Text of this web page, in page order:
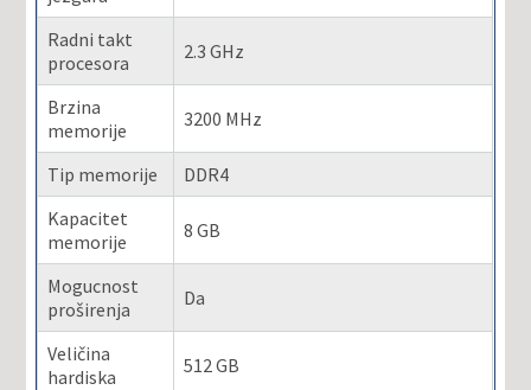
Radni takt
procesora
2.3 GHz
Brzina
memorije
3200 MHz
Tip memorije
DDR4
Kapacitet
memorije
8 GB
Mogucnost
proširenja
Da
Veličina
hardiska
512 GB